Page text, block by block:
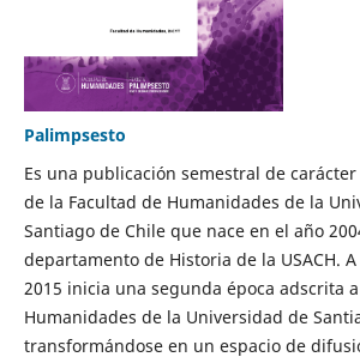
Palimpsesto
Es una publicación semestral de
de la Facultad de Humanidades de la
Santiago de Chile que nace en el año
departamento de Historia de la USACH.
2015 inicia una segunda época adscrita
Humanidades de la Universidad de
transformándose en un espacio de